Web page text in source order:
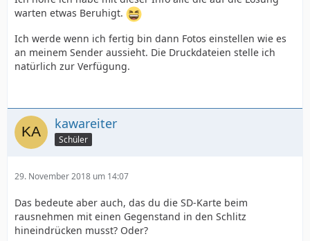
warten etwas Beruhigt.
Ich werde wenn ich fertig bin dann Fotos einstellen wie es
an meinem Sender aussieht. Die Druckdateien stelle ich
natürlich zur Verfügung.
kawareiter
Schüler
29. November 2018 um 14:07
Das bedeute aber auch, das du die SD-Karte beim
rausnehmen mit einen Gegenstand in den Schlitz
hineindrücken musst? Oder?